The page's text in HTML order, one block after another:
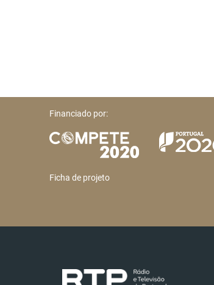
Financiado por:
Ficha de projeto